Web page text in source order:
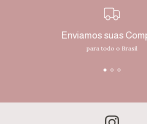
Enviamos suas
para todo o Brasil